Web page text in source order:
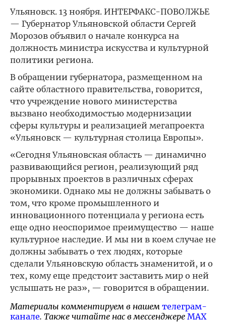
Ульяновск. 13 ноября. ИНТЕРФАКС-ПОВОЛЖЬЕ
— Губернатор Ульяновской области Сергей
Морозов объявил о начале конкурса на
должность министра искусства и культурной
политики региона.
В обращении губернатора, размещенном на
сайте областного правительства, говорится,
что учреждение нового министерства
вызвано необходимостью модернизации
сферы культуры и реализацией мегапроекта
«Ульяновск — культурная столица Европы».
«Сегодня Ульяновская область — динамично
развивающийся регион, реализующий ряд
прорывных проектов в различных сферах
экономики. Однако мы не должны забывать о
том, что кроме промышленного и
инновационного потенциала у региона есть
еще одно неоспоримое преимущество — наше
культурное наследие. И мы ни в коем случае не
должны забывать о тех людях, которые
сделали Ульяновскую область знаменитой, и о
тех, кому еще предстоит заставить мир о ней
услышать не раз», — говорится в обращении.
Материалы комментируем в нашем телеграм-
канале. Также читайте нас в мессенджере MAX